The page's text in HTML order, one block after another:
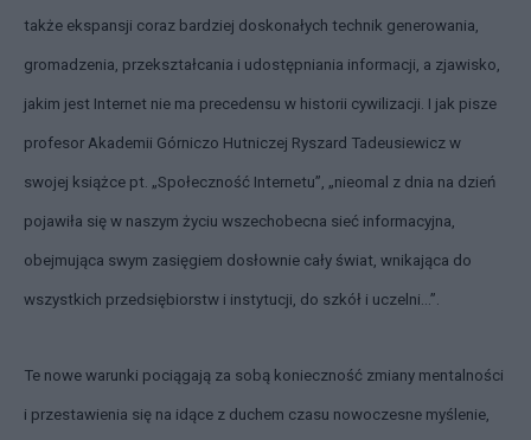
także ekspansji coraz bardziej doskonałych technik generowania,
gromadzenia, przekształcania i udostępniania informacji, a zjawisko,
jakim jest Internet nie ma precedensu w historii cywilizacji. I jak pisze
profesor Akademii Górniczo Hutniczej Ryszard Tadeusiewicz w
swojej książce pt. „Społeczność Internetu”, „nieomal z dnia na dzień
pojawiła się w naszym życiu wszechobecna sieć informacyjna,
obejmująca swym zasięgiem dosłownie cały świat, wnikająca do
wszystkich przedsiębiorstw i instytucji, do szkół i uczelni...”.
Te nowe warunki pociągają za sobą konieczność zmiany mentalności
i przestawienia się na idące z duchem czasu nowoczesne myślenie,